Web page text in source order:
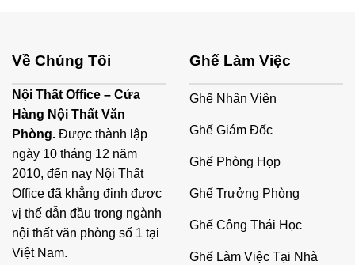
Về Chúng Tôi
Nội Thất Office – Cửa
Hàng Nội Thất Văn
Phòng. Được thành lập
ngày 10 tháng 12 năm
2010, đến nay Nội Thất
Office đã khẳng định được
vị thế dẫn đầu trong ngành
nội thất văn phòng số 1 tại
Việt Nam.
Ghế Làm Việc
Ghế Nhân Viên
Ghế Giám Đốc
Ghế Phòng Họp
Ghế Trưởng Phòng
Ghế Công Thái Học
Ghế Làm Việc Tại Nhà